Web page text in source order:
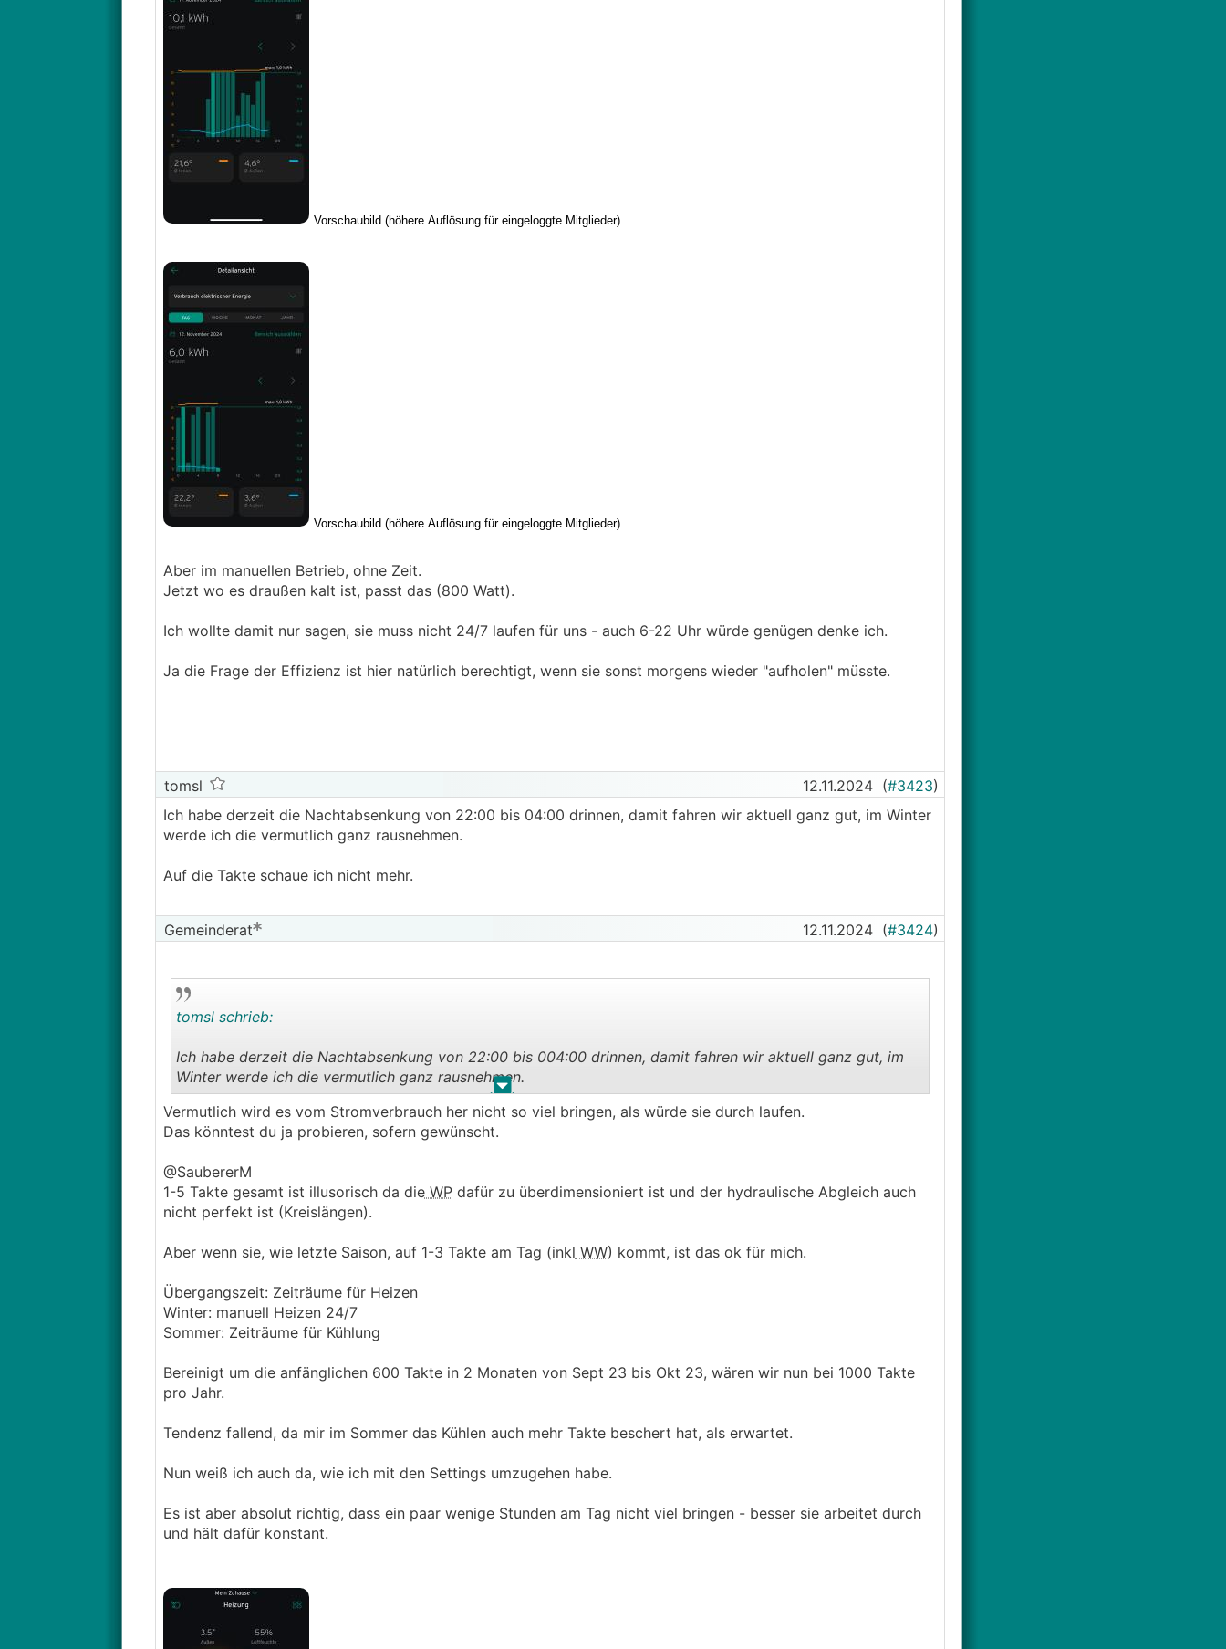
Aber im manuellen Betrieb, ohne Zeit.
Jetzt wo es draußen kalt ist, passt das (800 Watt).
Ich wollte damit nur sagen, sie muss nicht 24/7 laufen für uns - auch 6-22 Uhr würde genügen denke ich.
Ja die Frage der Effizienz ist hier natürlich berechtigt, wenn sie sonst morgens wieder "aufholen" müsste.
tomsl 12.11.2024 (#3423)
Ich habe derzeit die Nachtabsenkung von 22:00 bis 04:00 drinnen, damit fahren wir aktuell ganz gut, im Winter
werde ich die vermutlich ganz rausnehmen.
Auf die Takte schaue ich nicht mehr.
Gemeinderat 12.11.2024 (#3424)
. .
tomsl schrieb:
Ich habe derzeit die Nachtabsenkung von 22:00 bis 004:00 drinnen, damit fahren wir aktuell ganz gut, im
Winter werde ich die vermutlich ganz rausnehmen.
Auf die Takte schaue ich nicht mehr.
Vermutlich wird es vom Stromverbrauch her nicht so viel bringen, als würde sie durch laufen.
Das könntest du ja probieren, sofern gewünscht.
@SaubererM
1-5 Takte gesamt ist illusorisch da dieWPdafür zu überdimensioniert ist und der hydraulische Abgleich auch
nicht perfekt ist (Kreislängen).
Aber wenn sie, wie letzte Saison, auf 1-3 Takte am Tag (inkl WW) kommt, ist das ok für mich.
Übergangszeit: Zeiträume für Heizen
Winter: manuell Heizen 24/7
Sommer: Zeiträume für Kühlung
Bereinigt um die anfänglichen 600 Takte in 2 Monaten von Sept 23 bis Okt 23, wären wir nun bei 1000 Takte
pro Jahr.
Tendenz fallend, da mir im Sommer das Kühlen auch mehr Takte beschert hat, als erwartet.
Nun weiß ich auch da, wie ich mit den Settings umzugehen habe.
Es ist aber absolut richtig, dass ein paar wenige Stunden am Tag nicht viel bringen - besser sie arbeitet durch
und hält dafür konstant.